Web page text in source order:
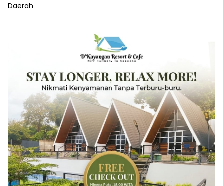
Daerah